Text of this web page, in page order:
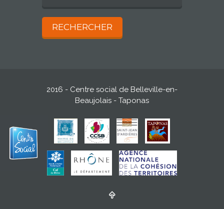
2016 - Centre social de Belleville-en-
Beaujolais - Taponas